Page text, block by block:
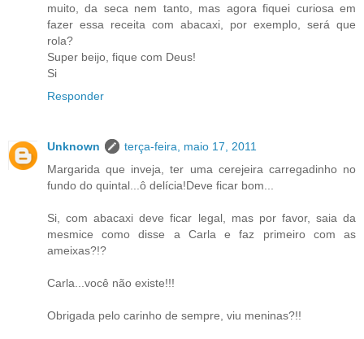
muito, da seca nem tanto, mas agora fiquei curiosa em
fazer essa receita com abacaxi, por exemplo, será que
rola?
Super beijo, fique com Deus!
Si
Responder
Unknown
terça-feira, maio 17, 2011
Margarida que inveja, ter uma cerejeira carregadinho no
fundo do quintal...ô delícia!Deve ficar bom...
Si, com abacaxi deve ficar legal, mas por favor, saia da
mesmice como disse a Carla e faz primeiro com as
ameixas?!?
Carla...você não existe!!!
Obrigada pelo carinho de sempre, viu meninas?!!